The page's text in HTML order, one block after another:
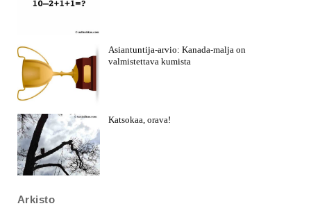
Asiantuntija-arvio: Kanada-malja on
valmistettava kumista
Katsokaa, orava!
Arkisto